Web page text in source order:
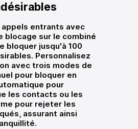
entrants avec
blocage sur le combiné
bloquer jusqu'à 100
Personnalisez
avec trois modes de
pour bloquer en
pour
les contacts ou les
pour rejeter les
assurant ainsi